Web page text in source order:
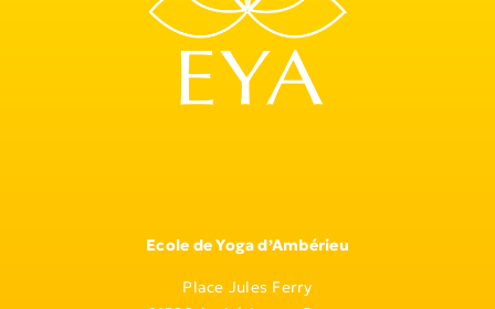
Ecole de Yoga d’Ambérieu
Place Jules Ferry